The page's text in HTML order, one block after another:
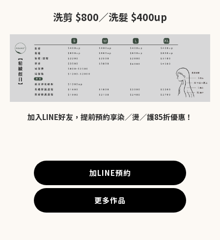
洗剪 $800／洗髮 $400up
加入LINE好友，提前預約享染／燙／護85折優惠！
加LINE預約
更多作品